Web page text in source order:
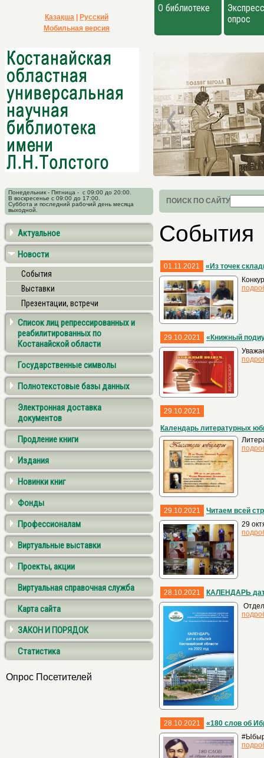
Қазақша
Русский
Мобильная версия
О библиотеке
опрос
Понедельник - Пятница - с 09:00 до 20:00.
В воскресенье с 09:00 до 17:00.
Суббота и последний рабочий день месяца
выходной.
ПОИСК ПО САЙТУ
Актуальное
Новости
События
Выставки
Презентации, встречи
Список лиц репрессированных и
реабилитированных по
Костанайской области
Государственные символы
Полнотекстовые базы данных
Электронная доставка
документов
Продление книги
Издания
Новинки книг
Фонды
Профессионалам
Виртуальные выставки
Проекты, акции
Виртуальная справочная служба
Карта сайта
ЗАКОН И ПОРЯДОК
Статистика
Опрос Посетителей
События
01.11.2021
«Из точек
29.10.2021
«Книжный
29.10.2021
Календарь литературных
29.10.2021
Читаем всей
29
28.10.2021
КАЛЕНДАРЬ дат
28.10.2021
«180 слов об